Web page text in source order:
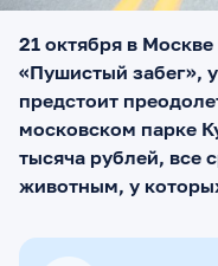
21 октября в
«Пушистый забег»,
предстоит
московском парке
тысяча рублей, все
животным, у